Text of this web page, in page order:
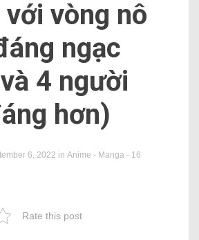
vòng nô
ngạc
4 người
hơn)
6, 2022 in Anime - Manga - 16
Rate this post